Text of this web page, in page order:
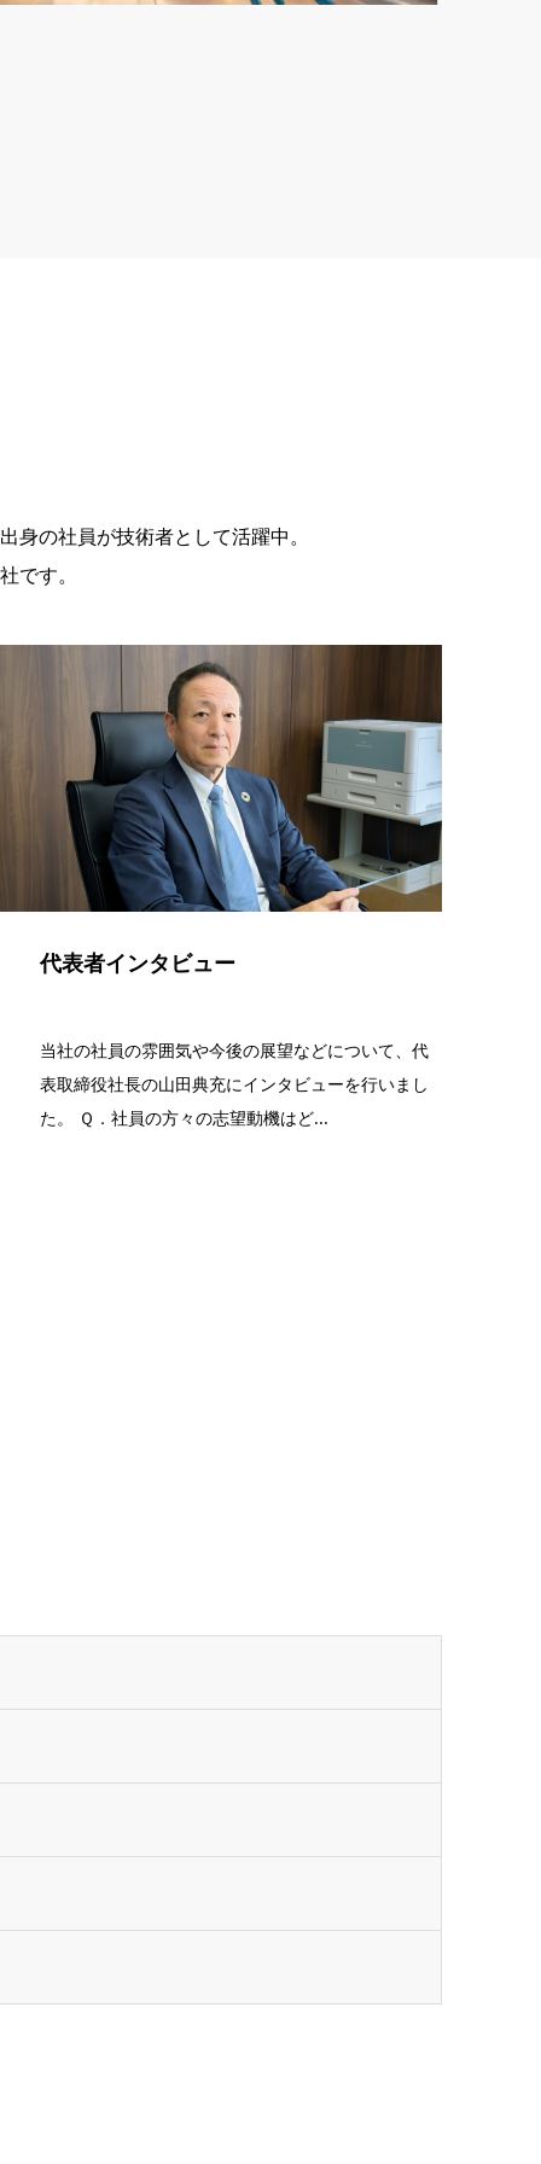
の社員が技術者として活躍中。
です。
代表者インタビュー
当社の社員の雰囲気や今後の展望などについて、代
表取締役社長の山田典充にインタビューを行いまし
た。 Ｑ．社員の方々の志望動機はど...